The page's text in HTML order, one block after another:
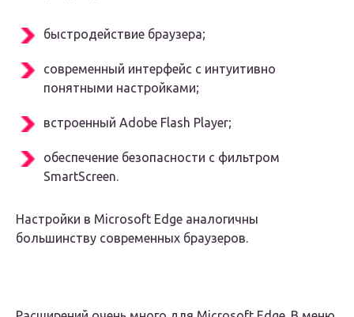
быстродействие браузера;
современный интерфейс с интуитивно
понятными настройками;
встроенный Adobe Flash Player;
обеспечение безопасности с фильтром
SmartScreen.
Настройки в Microsoft Edge аналогичны
большинству современных браузеров.